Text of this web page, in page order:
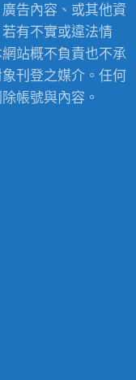
告內容、或其他資
有不實或違法情
站概不負責也不承
刊登之媒介。任何
帳號與內容。